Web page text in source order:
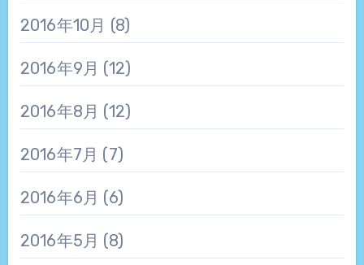
2016年10月 (8)
2016年9月 (12)
2016年8月 (12)
2016年7月 (7)
2016年6月 (6)
2016年5月 (8)